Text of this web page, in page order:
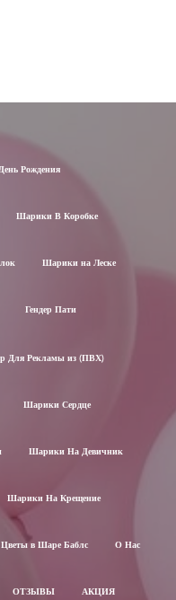
Рождения
Шарики В Коробке
Шарики на Леске
Гендер Пати
Для Рекламы из (ПВХ)
Шарики Сердце
Шарики На Девичник
Шарики На Крещение
Цветы в Шаре Баблс О Нас
ОТЗЫВЫ АКЦИЯ